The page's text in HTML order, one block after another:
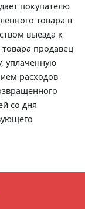
покупателю
товара в
выезда к
продавец
уплаченную
расходов
со дня